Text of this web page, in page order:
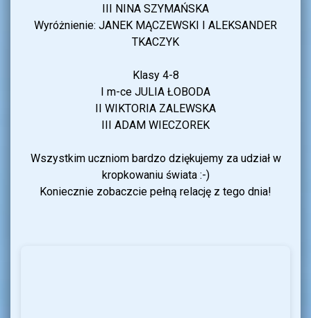
III NINA SZYMAŃSKA
Wyróżnienie: JANEK MĄCZEWSKI I ALEKSANDER
TKACZYK
Klasy 4-8
I m-ce JULIA ŁOBODA
II WIKTORIA ZALEWSKA
III ADAM WIECZOREK
Wszystkim uczniom bardzo dziękujemy za udział w
kropkowaniu świata :-)
Koniecznie zobaczcie pełną relację z tego dnia!